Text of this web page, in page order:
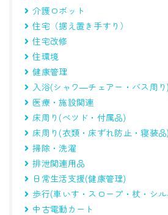
介護ロボット
住宅（据え置き手すり）
住宅改修
住環境
健康管理
入浴(シャワ―チェアー・バス周り)
医療・施設関連
床周り(べツド・付属品)
床周り(衣類・床ずれ防止・寝装品)
掃除・洗濯
排泄関連用品
日常生活支援(健康管理)
歩行(車いす・スロープ・杖・シ
中古電動カート